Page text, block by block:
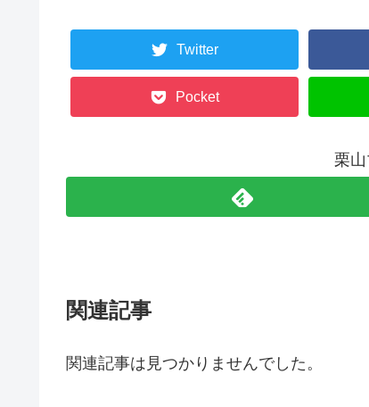
Twitter
Pocket
栗
関連記事
関連記事は見つかりませんでした。